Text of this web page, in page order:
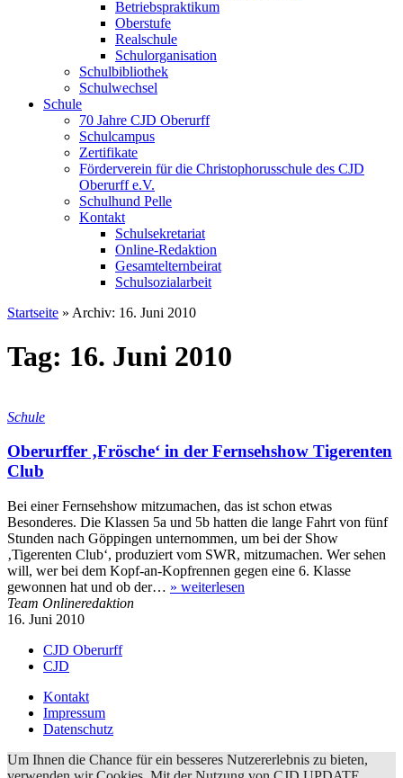
Betriebspraktikum
Oberstufe
Realschule
Schulorganisation
Schulbibliothek
Schulwechsel
Schule
70 Jahre CJD Oberurff
Schulcampus
Zertifikate
Förderverein für die Christophorusschule des CJD
Oberurff e.V.
Schulhund Pelle
Kontakt
Schulsekretariat
Online-Redaktion
Gesamtelternbeirat
Schulsozialarbeit
Startseite » Archiv: 16. Juni 2010
Tag: 16. Juni 2010
Schule
Oberurffer ‚Frösche‘ in der Fernsehshow Tigerenten
Club
Bei einer Fernsehshow mitzumachen, das ist schon etwas
Besonderes. Die Klassen 5a und 5b hatten die lange Fahrt von fünf
Stunden nach Göppingen unternommen, um bei der Show
‚Tigerenten Club‘, produziert vom SWR, mitzumachen. Wer sehen
will, wer bei dem Kopf-an-Kopfrennen gegen eine 6. Klasse
gewonnen hat und ob der… » weiterlesen
Team Onlineredaktion
16. Juni 2010
CJD Oberurff
CJD
Kontakt
Impressum
Datenschutz
Um Ihnen die Chance für ein besseres Nutzererlebnis zu bieten,